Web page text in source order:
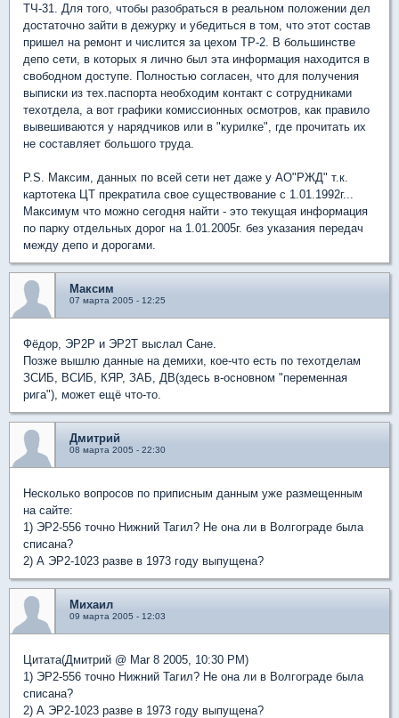
ТЧ-31. Для того, чтобы разобраться в реальном положении дел
достаточно зайти в дежурку и убедиться в том, что этот состав
пришел на ремонт и числится за цехом ТР-2. В большинстве
депо сети, в которых я лично был эта информация находится в
свободном доступе. Полностью согласен, что для получения
выписки из тех.паспорта необходим контакт с сотрудниками
техотдела, а вот графики комиссионных осмотров, как правило
вывешиваются у нарядчиков или в "курилке", где прочитать их
не составляет большого труда.
P.S. Максим, данных по всей сети нет даже у АО"РЖД" т.к.
картотека ЦТ прекратила свое существование с 1.01.1992г...
Максимум что можно сегодня найти - это текущая информация
по парку отдельных дорог на 1.01.2005г. без указания передач
между депо и дорогами.
Максим
07 марта 2005 - 12:25
Фёдор, ЭР2Р и ЭР2Т выслал Сане.
Позже вышлю данные на демихи, кое-что есть по техотделам
ЗСИБ, ВСИБ, КЯР, ЗАБ, ДВ(здесь в-основном "переменная
рига"), может ещё что-то.
Дмитрий
08 марта 2005 - 22:30
Несколько вопросов по приписным данным уже размещенным
на сайте:
1) ЭР2-556 точно Нижний Тагил? Не она ли в Волгограде была
списана?
2) А ЭР2-1023 разве в 1973 году выпущена?
Михаил
09 марта 2005 - 12:03
Цитата(Дмитрий @ Mar 8 2005, 10:30 PM)
1) ЭР2-556 точно Нижний Тагил? Не она ли в Волгограде была
списана?
2) А ЭР2-1023 разве в 1973 году выпущена?